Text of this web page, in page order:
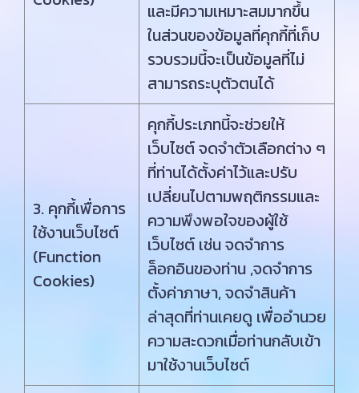
และมีความเหมาะสมมากขึ้น
ในส่วนของข้อมูลที่คุกกี้ที่เก็บ
รวบรวมนี้จะเป็นข้อมูลที่ไม่
สามารถระบุตัวตนได้
3. คุกกี้เพื่อการ
ใช้งานเว็บไซต์
(Function
Cookies)
คุกกี้ประเภทนี้จะช่วยให้
เว็บไซต์ จดจำตัวเลือกต่าง ๆ
ที่ท่านได้ตั้งค่าไว้และปรับ
เปลี่ยนไปตามพฤติกรรมและ
ความพึงพอใจของผู้ใช้
เว็บไซต์ เช่น จดจำการ
ล็อกอินของท่าน ,จดจำการ
ตั้งค่าภาษา, จดจำสินค้า
ล่าสุดที่ท่านเคยดู เพื่ออำนวย
ความสะดวกเมื่อท่านกลับเข้า
มาใช้งานเว็บไซต์